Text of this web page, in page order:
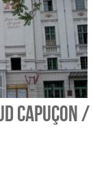
Capuçon /